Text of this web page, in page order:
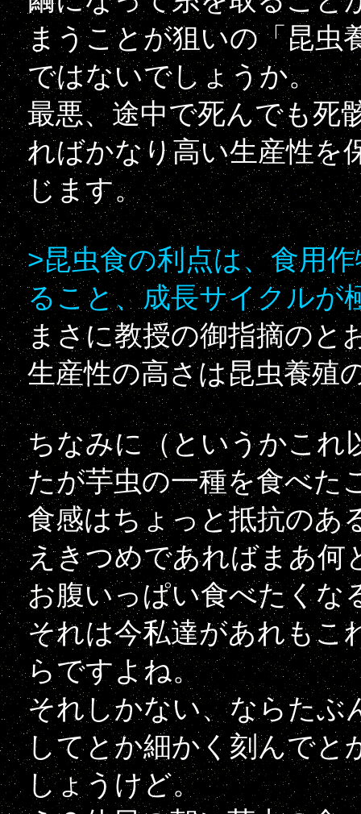
まうことが狙いの「昆虫
ではないでしょうか。
最悪、途中で死んでも死
ればかなり高い生産性を
じます。
>昆虫食の利点は、食用
ること、成長サイクルが
まさに教授の御指摘のと
生産性の高さは昆虫養殖
ちなみに（というかこれ
たが芋虫の一種を食べた
食感はちょっと抵抗のあ
えきつめであればまあ何
お腹いっぱい食べたくな
それは今私達があれもこ
らですよね。
それしかない、ならたぶ
してとか細かく刻んでと
しょうけど。